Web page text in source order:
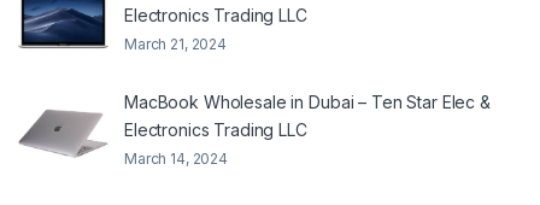
Electronics Trading LLC
March 21, 2024
MacBook Wholesale in Dubai – Ten Star Elec &
Electronics Trading LLC
March 14, 2024